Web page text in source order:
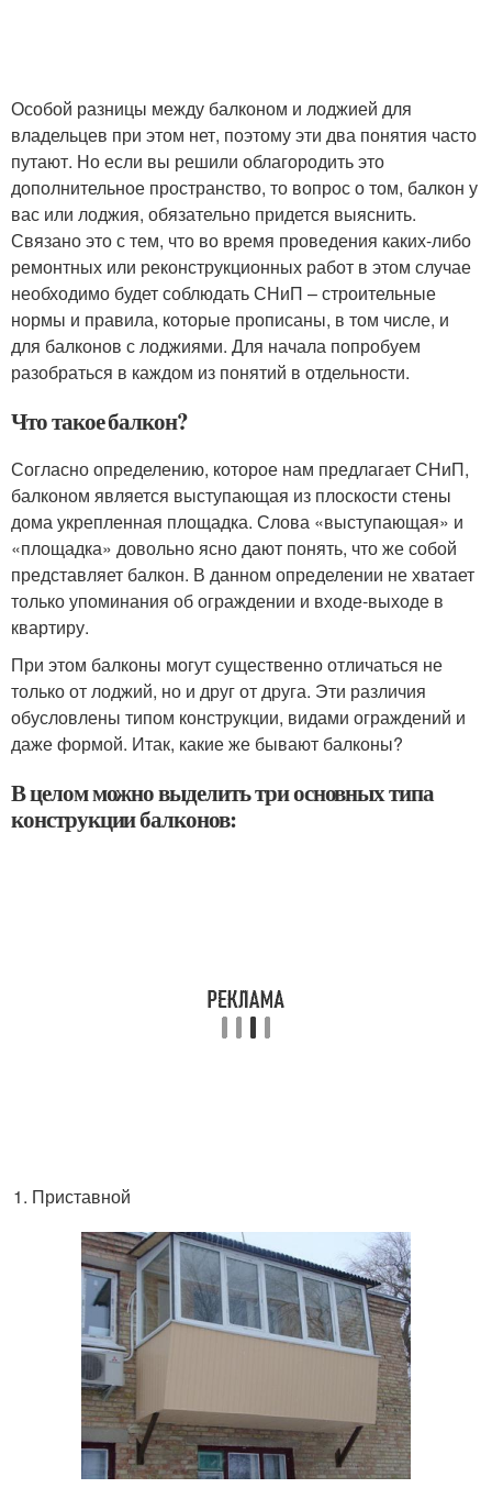
Особой разницы между балконом и лоджией для
владельцев при этом нет, поэтому эти два понятия часто
путают. Но если вы решили облагородить это
дополнительное пространство, то вопрос о том, балкон у
вас или лоджия, обязательно придется выяснить.
Связано это с тем, что во время проведения каких-либо
ремонтных или реконструкционных работ в этом случае
необходимо будет соблюдать СНиП – строительные
нормы и правила, которые прописаны, в том числе, и
для балконов с лоджиями. Для начала попробуем
разобраться в каждом из понятий в отдельности.
Что такое балкон?
Согласно определению, которое нам предлагает СНиП,
балконом является выступающая из плоскости стены
дома укрепленная площадка. Слова «выступающая» и
«площадка» довольно ясно дают понять, что же собой
представляет балкон. В данном определении не хватает
только упоминания об ограждении и входе-выходе в
квартиру.
При этом балконы могут существенно отличаться не
только от лоджий, но и друг от друга. Эти различия
обусловлены типом конструкции, видами ограждений и
даже формой. Итак, какие же бывают балконы?
В целом можно выделить три основных типа
конструкции балконов:
Приставной